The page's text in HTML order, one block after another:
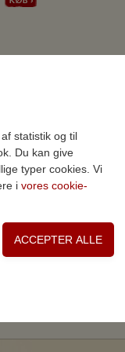
statistik og til
Du kan give
typer cookies. Vi
i vores cookie-
adgangskontrol